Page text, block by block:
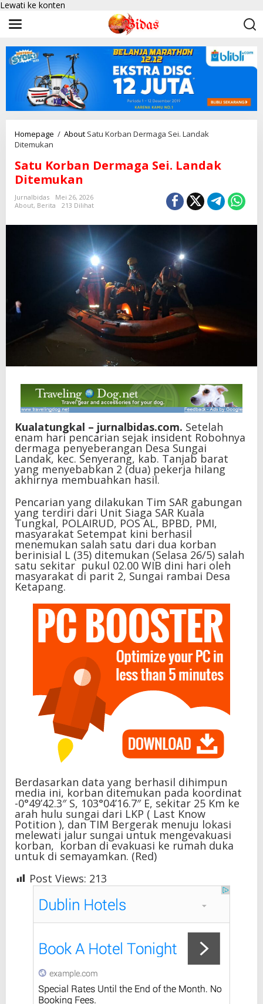
Lewati ke konten
Homepage / About Satu Korban Dermaga Sei. Landak
Ditemukan
Satu Korban Dermaga Sei. Landak
Ditemukan
Jurnalbidas
Mei 26, 2026
About, Berita 213 Dilihat
Kualatungkal – jurnalbidas.com. Setelah
enam hari pencarian sejak insident Robohnya
dermaga penyeberangan Desa Sungai
Landak, kec. Senyerang, kab. Tanjab barat
yang menyebabkan 2 (dua) pekerja hilang
akhirnya membuahkan hasil.
‎Pencarian yang dilakukan Tim SAR gabungan
yang terdiri dari Unit Siaga SAR Kuala
Tungkal, POLAIRUD, POS AL, BPBD, PMI,
masyarakat Setempat kini berhasil
menemukan salah satu dari dua korban
berinisial L (35) ditemukan (Selasa 26/5) salah
satu sekitar pukul 02.00 WIB dini hari oleh
masyarakat di parit 2, Sungai rambai Desa
Ketapang.
Berdasarkan data yang berhasil dihimpun
media ini, korban ditemukan pada koordinat
-0°49’42.3″ S, 103°04’16.7″ E, sekitar 25 Km ke
arah hulu sungai dari LKP ( Last Know
Potition ), dan TIM Bergerak menuju lokasi
melewati jalur sungai untuk mengevakuasi
korban, korban di evakuasi ke rumah duka
untuk di semayamkan. (Red)
Post Views: 213